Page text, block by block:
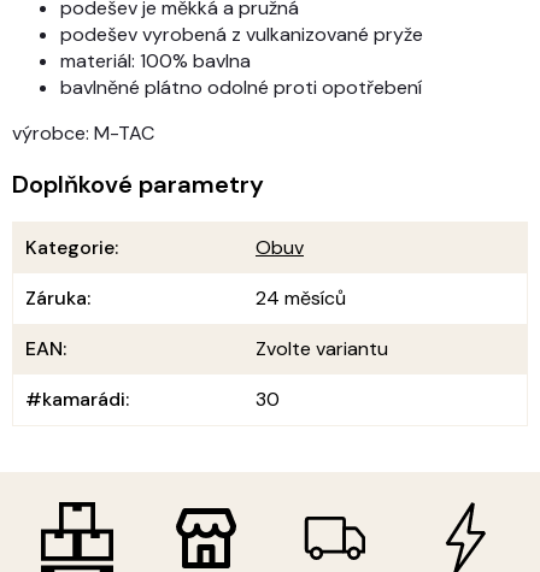
podešev je měkká a pružná
podešev vyrobená z vulkanizované pryže
materiál: 100% bavlna
bavlněné plátno odolné proti opotřebení
výrobce: M-TAC
Doplňkové parametry
Kategorie:
Obuv
Záruka:
24 měsíců
EAN:
Zvolte variantu
#kamarádi: 30